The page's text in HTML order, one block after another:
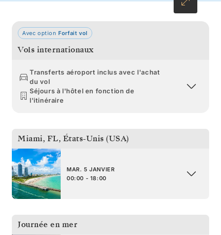
Avec option Forfait vol
Vols internationaux
Transferts aéroport inclus avec l'achat
du vol
Séjours à l'hôtel en fonction de
l'itinéraire
Miami, FL, États-Unis (USA)
MAR. 5 JANVIER
00:00 - 18:00
Journée en mer